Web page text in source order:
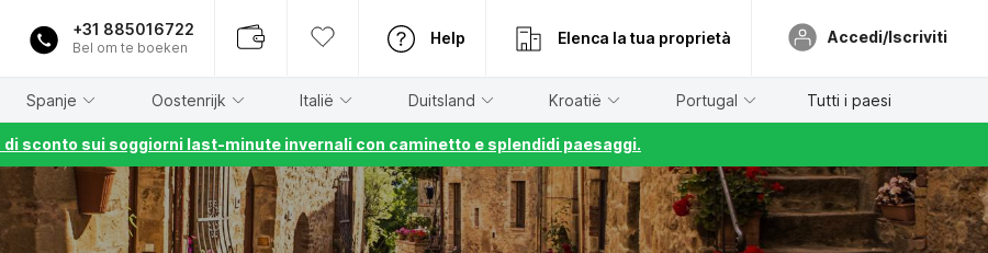
+31 885016722
Bel om te boeken
Help Elenca la tua proprietà Accedi/Iscriviti
Spanje Oostenrijk Italië Duitsland Kroatië Portugal Tutti i paesi
di sconto sui soggiorni last-minute invernali con caminetto e splendidi paesaggi.